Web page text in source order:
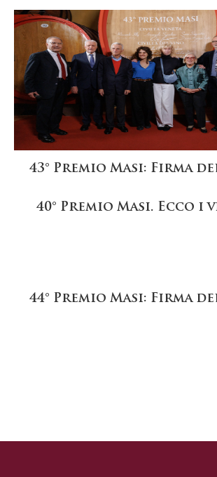
43° Premio Masi: Firma
40° Premio Masi. Ecco
44° Premio Masi: Firma